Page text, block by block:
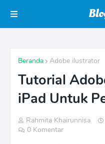
Beranda Adobe ilustrator
Tutorial
iPad Untuk
Rahmita Khairunnisa
0 Komentar